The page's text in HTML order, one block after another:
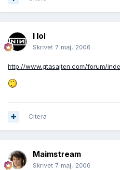
I lol
Skrivet 7 maj, 2006
http://www.gtasajten.com/forum/
Citera
Maimstream
Skrivet 7 maj, 2006